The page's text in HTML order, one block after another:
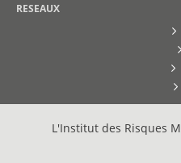
RESEAUX
L'Institut des Risques